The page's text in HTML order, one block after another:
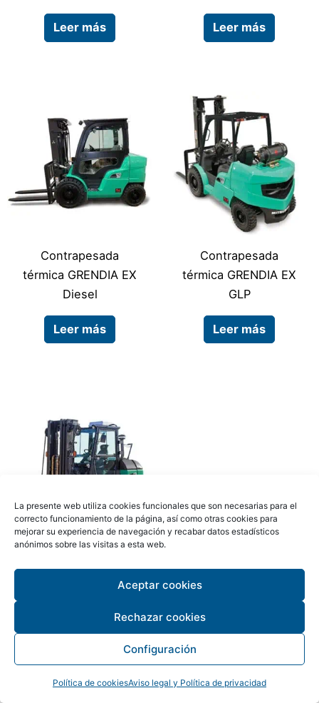
La presente web utiliza cookies funcionales que son necesarias para el
correcto funcionamiento de la página, así como otras cookies para
mejorar su experiencia de navegación y recabar datos estadísticos
anónimos sobre las visitas a esta web.
Aceptar cookies
Rechazar cookies
Configuración
Política de cookiesAviso legal y Política de privacidad
Leer más Leer más
Contrapesada
térmica GRENDIA EX
Diesel
Leer más
Contrapesada
térmica GRENDIA EX
GLP
Leer más
Leer más